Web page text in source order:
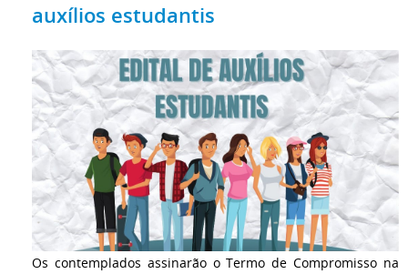
auxílios estudantis
Os contemplados assinarão o Termo de Compromisso na